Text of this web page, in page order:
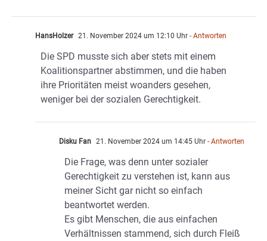
HansHolzer 21. November 2024 um 12:10 Uhr - Antworten
Die SPD musste sich aber stets mit einem
Koalitionspartner abstimmen, und die haben
ihre Prioritäten meist woanders gesehen,
weniger bei der sozialen Gerechtigkeit.
Disku Fan 21. November 2024 um 14:45 Uhr - Antworten
Die Frage, was denn unter sozialer
Gerechtigkeit zu verstehen ist, kann aus
meiner Sicht gar nicht so einfach
beantwortet werden.
Es gibt Menschen, die aus einfachen
Verhältnissen stammend, sich durch Fleiß